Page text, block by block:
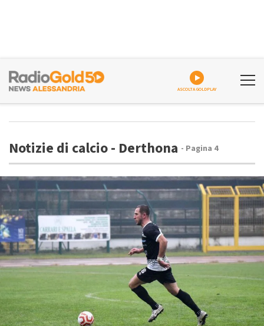
ASCOLTA GOLDPLAY
Notizie di calcio - Derthona - Pagina 4